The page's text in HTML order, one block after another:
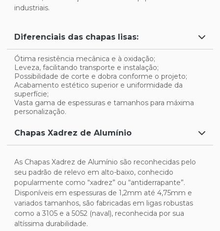
industriais.
Diferenciais das chapas lisas:
Ótima resistência mecânica e à oxidação;
Leveza, facilitando transporte e instalação;
Possibilidade de corte e dobra conforme o projeto;
Acabamento estético superior e uniformidade da
superfície;
Vasta gama de espessuras e tamanhos para máxima
personalização.
Chapas Xadrez de Alumínio
As Chapas Xadrez de Alumínio são reconhecidas pelo
seu padrão de relevo em alto-baixo, conhecido
popularmente como “xadrez” ou “antiderrapante”.
Disponíveis em espessuras de 1,2mm até 4,75mm e
variados tamanhos, são fabricadas em ligas robustas
como a 3105 e a 5052 (naval), reconhecida por sua
altíssima durabilidade.